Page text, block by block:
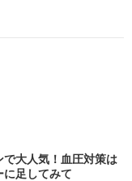
で大人気！血圧対策は
に足してみて